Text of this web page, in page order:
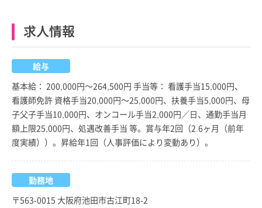
求人情報
給与
基本給： 200,000円～264,500円 手当等： 看護手当15,000円、
看護師免許 資格手当20,000円～25,000円、扶養手当5,000円、母
子父子手当10,000円、オンコール手当2,000円／日、通勤手当月
額上限25,000円、処遇改善手当 等。賞与年2回（2.6ヶ月（前年
度実績））。昇給年1回（人事評価により変動あり）。
勤務地
〒563-0015 大阪府池田市古江町18-2